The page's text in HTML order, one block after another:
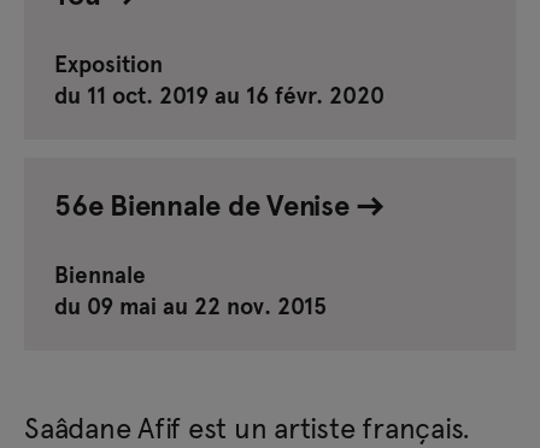
Exposition
du 11 oct. 2019 au 16 févr. 2020
56e Biennale de Venise
Biennale
du 09 mai au 22 nov. 2015
Saâdane Afif est un artiste français.